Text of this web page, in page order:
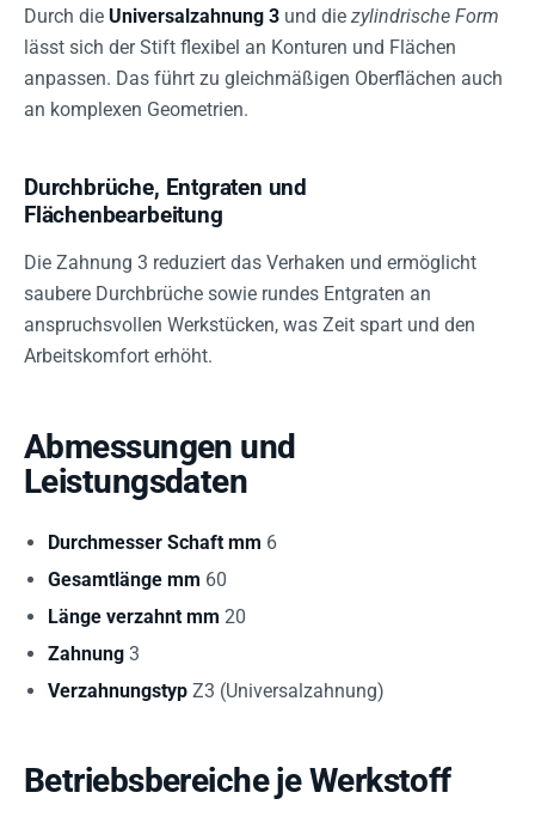
Durch die Universalzahnung 3 und die zylindrische Form
lässt sich der Stift flexibel an Konturen und Flächen
anpassen. Das führt zu gleichmäßigen Oberflächen auch
an komplexen Geometrien.
Durchbrüche, Entgraten und
Flächenbearbeitung
Die Zahnung 3 reduziert das Verhaken und ermöglicht
saubere Durchbrüche sowie rundes Entgraten an
anspruchsvollen Werkstücken, was Zeit spart und den
Arbeitskomfort erhöht.
Abmessungen und
Leistungsdaten
Durchmesser Schaft mm 6
Gesamtlänge mm 60
Länge verzahnt mm 20
Zahnung 3
Verzahnungstyp Z3 (Universalzahnung)
Betriebsbereiche je Werkstoff